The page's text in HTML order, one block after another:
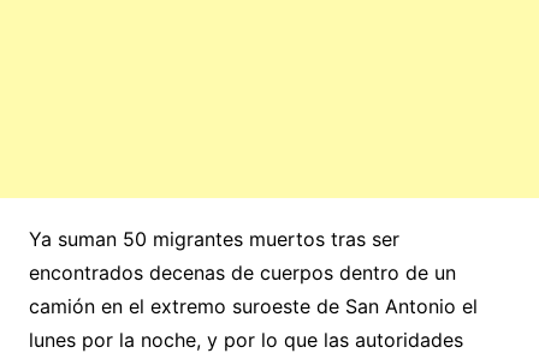
Ya suman 50 migrantes muertos tras ser
encontrados decenas de cuerpos dentro de un
camión en el extremo suroeste de San Antonio el
lunes por la noche, y por lo que las autoridades